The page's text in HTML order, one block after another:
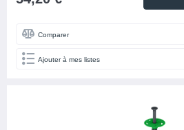
Comparer
Ajouter à mes listes